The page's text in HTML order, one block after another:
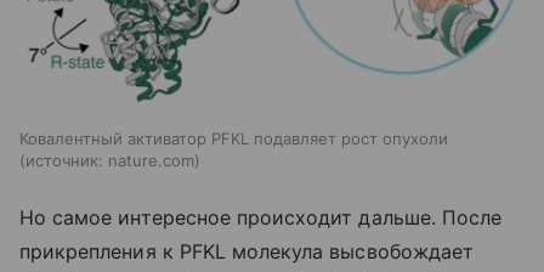
Ковалентный активатор PFKL подавляет рост опухоли
источник: nature.com
Но самое интересное происходит дальше. После
прикрепления к PFKL молекула высвобождает